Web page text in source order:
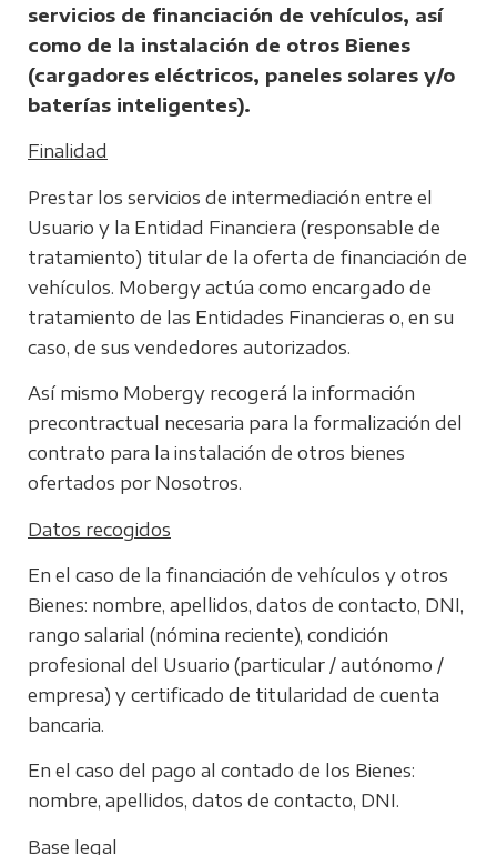
servicios de financiación de vehículos, así
como de la instalación de otros Bienes
(cargadores eléctricos, paneles solares y/o
baterías inteligentes).
Finalidad
Prestar los servicios de intermediación entre el
Usuario y la Entidad Financiera (responsable de
tratamiento) titular de la oferta de financiación de
vehículos. Mobergy actúa como encargado de
tratamiento de las Entidades Financieras o, en su
caso, de sus vendedores autorizados.
Así mismo Mobergy recogerá la información
precontractual necesaria para la formalización del
contrato para la instalación de otros bienes
ofertados por Nosotros.
Datos recogidos
En el caso de la financiación de vehículos y otros
Bienes: nombre, apellidos, datos de contacto, DNI,
rango salarial (nómina reciente), condición
profesional del Usuario (particular / autónomo /
empresa) y certificado de titularidad de cuenta
bancaria.
En el caso del pago al contado de los Bienes:
nombre, apellidos, datos de contacto, DNI.
Base legal